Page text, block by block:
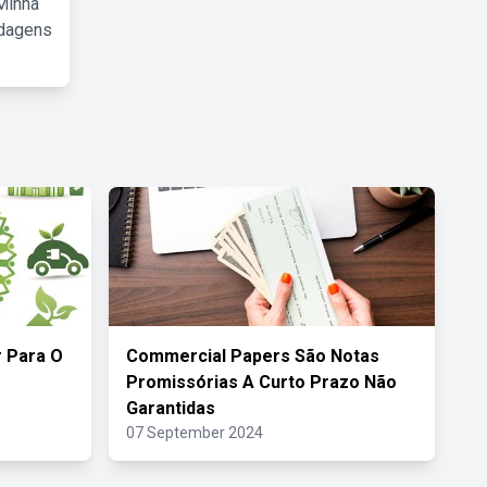
O
Commercial Papers São Notas
Promissórias A Curto Prazo Não
Garantidas
07 September 2024